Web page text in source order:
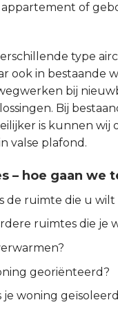
of
type
ook in bestaande
bij
Bij
is kunnen
valse plafond.
– hoe gaan we
de ruimte die u wilt
ruimtes die je
georiënteerd?
je woning